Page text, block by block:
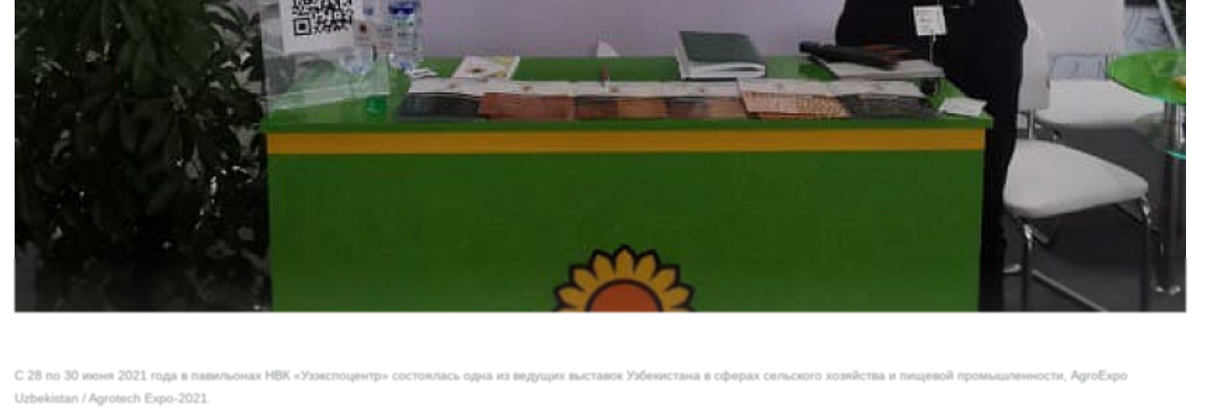
С 28 по 30 июня 2021 года в павильонах НВК «Узэкспоцентр» состоялась одна из ведущих выставок Узбекистана в сферах сельского хозяйства и пищевой промышленности, AgroExpo
Uzbekistan / Agrotech Expo-2021.